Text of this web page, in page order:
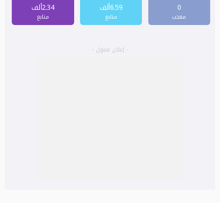
0
معجب
6.59ألف
متابع
2.34ألف
متابع
- إعلان ممول -